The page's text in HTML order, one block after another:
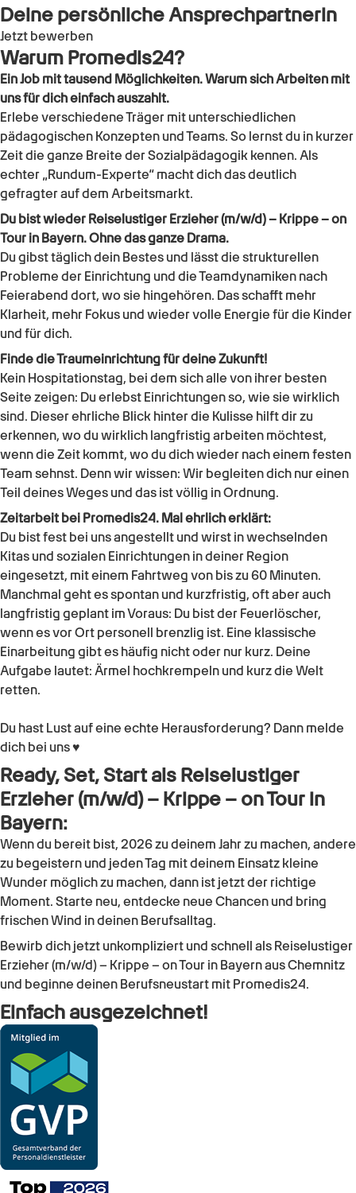
Deine persönliche Ansprechpartnerin
Jetzt bewerben
Warum Promedis24?
Ein Job mit tausend Möglichkeiten. Warum sich Arbeiten mit
uns für dich einfach auszahlt.
Erlebe verschiedene Träger mit unterschiedlichen
pädagogischen Konzepten und Teams. So lernst du in kurzer
Zeit die ganze Breite der Sozialpädagogik kennen. Als
echter „Rundum-Experte“ macht dich das deutlich
gefragter auf dem Arbeitsmarkt.
Du bist wieder Reiselustiger Erzieher (m/w/d) – Krippe – on
Tour in Bayern. Ohne das ganze Drama.
Du gibst täglich dein Bestes und lässt die strukturellen
Probleme der Einrichtung und die Teamdynamiken nach
Feierabend dort, wo sie hingehören. Das schafft mehr
Klarheit, mehr Fokus und wieder volle Energie für die Kinder
und für dich.
Finde die Traumeinrichtung für deine Zukunft!
Kein Hospitationstag, bei dem sich alle von ihrer besten
Seite zeigen: Du erlebst Einrichtungen so, wie sie wirklich
sind. Dieser ehrliche Blick hinter die Kulisse hilft dir zu
erkennen, wo du wirklich langfristig arbeiten möchtest,
wenn die Zeit kommt, wo du dich wieder nach einem festen
Team sehnst. Denn wir wissen: Wir begleiten dich nur einen
Teil deines Weges und das ist völlig in Ordnung.
Zeitarbeit bei Promedis24. Mal ehrlich erklärt:
Du bist fest bei uns angestellt und wirst in wechselnden
Kitas und sozialen Einrichtungen in deiner Region
eingesetzt, mit einem Fahrtweg von bis zu 60 Minuten.
Manchmal geht es spontan und kurzfristig, oft aber auch
langfristig geplant im Voraus: Du bist der Feuerlöscher,
wenn es vor Ort personell brenzlig ist. Eine klassische
Einarbeitung gibt es häufig nicht oder nur kurz. Deine
Aufgabe lautet: Ärmel hochkrempeln und kurz die Welt
retten.
Du hast Lust auf eine echte Herausforderung? Dann melde
dich bei uns ♥
Ready, Set, Start als Reiselustiger
Erzieher (m/w/d) – Krippe – on Tour in
Bayern:
Wenn du bereit bist, 2026 zu deinem Jahr zu machen, andere
zu begeistern und jeden Tag mit deinem Einsatz kleine
Wunder möglich zu machen, dann ist jetzt der richtige
Moment. Starte neu, entdecke neue Chancen und bring
frischen Wind in deinen Berufsalltag.
Bewirb dich jetzt unkompliziert und schnell als Reiselustiger
Erzieher (m/w/d) – Krippe – on Tour in Bayern aus Chemnitz
und beginne deinen Berufsneustart mit Promedis24.
Einfach ausgezeichnet!